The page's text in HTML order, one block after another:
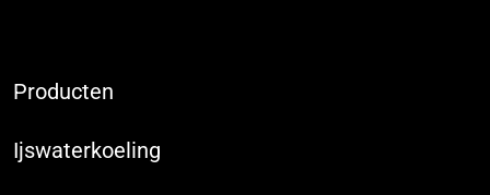
Producten
Ijswaterkoeling